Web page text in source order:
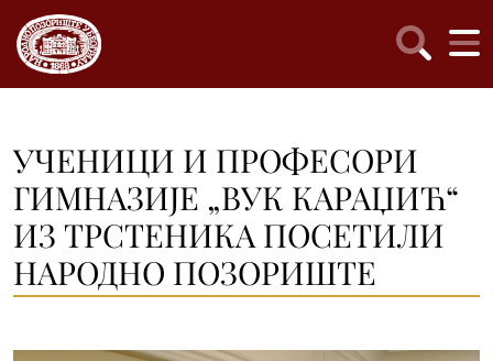
УЧЕНИЦИ И ПРОФЕСОРИ
ГИМНАЗИЈЕ „ВУК КАРАЏИЋ“
ИЗ ТРСТЕНИКА ПОСЕТИЛИ
НАРОДНО ПОЗОРИШТЕ